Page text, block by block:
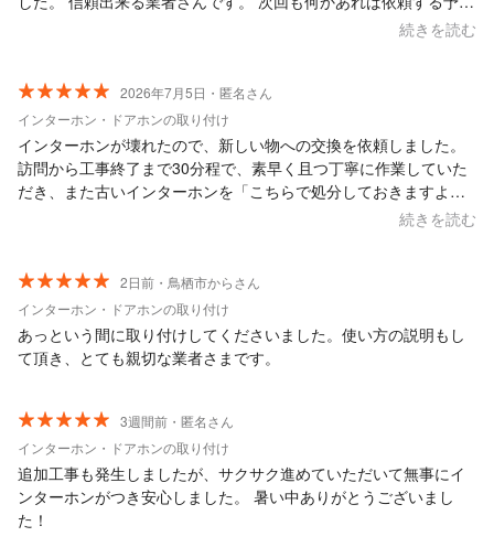
続きを読む
2026年7月5日・匿名さん
インターホン・ドアホンの取り付け
インターホンが壊れたので、新しい物への交換を依頼しました。
訪問から工事終了まで30分程で、素早く且つ丁寧に作業していた
だき、また古いインターホンを「こちらで処分しておきますよ」
続きを読む
2日前・鳥栖市からさん
インターホン・ドアホンの取り付け
あっという間に取り付けしてくださいました。使い方の説明もし
て頂き、とても親切な業者さまです。
3週間前・匿名さん
インターホン・ドアホンの取り付け
追加工事も発生しましたが、サクサク進めていただいて無事にイ
ンターホンがつき安心しました。 暑い中ありがとうございまし
た！